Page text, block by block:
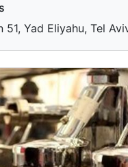
51, Yad Eliyahu, Tel